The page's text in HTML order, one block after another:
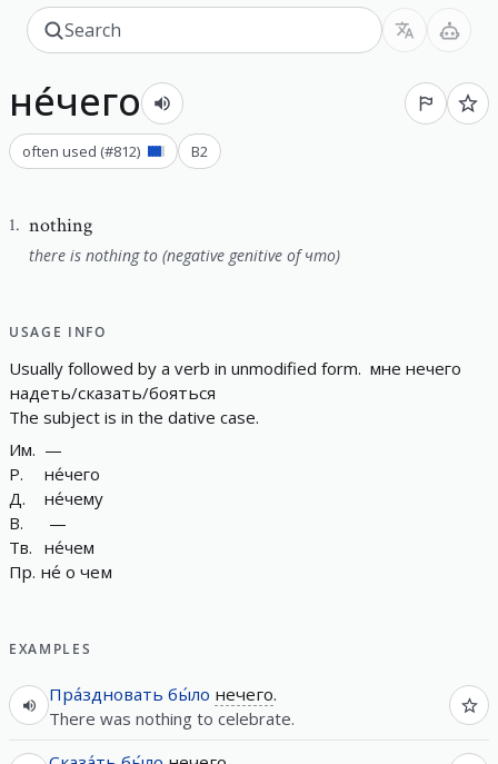
не́чего
often used (#812) B2
1. nothing
there is nothing to (negative genitive of что)
USAGE INFO
Usually followed by a verb in unmodifed form. мне нечего
надеть/сказать/бояться
The subject is in the dative case.
Им. —
Р.
не́чего
Д.
не́чему
В.
—
Тв. не́чем
Пр. не́ о чем
EXAMPLES
Пра́здновать бы́ло нечего.
There was nothing to celebrate.